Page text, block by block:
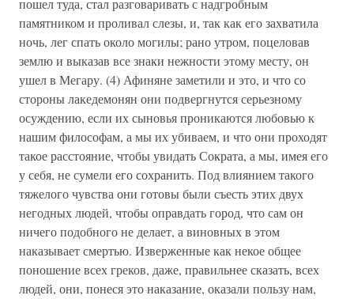
пошел туда, стал разговаривать с надгробным
памятником и проливал слезы, и, так как его захватила
ночь, лег спать около могилы; рано утром, поцеловав
землю и выказав все знаки нежности этому месту, он
ушел в Мегару. (4) Афиняне заметили и это, и что со
стороны лакедемонян они подвергнутся серьезному
осуждению, если их сыновья проникаются любовью к
нашим философам, а мы их убиваем, и что они проходят
такое расстояние, чтобы увидать Сократа, а мы, имея его
у себя, не сумели его сохранить. Под влиянием такого
тяжелого чувства они готовы были съесть этих двух
негодных людей, чтобы оправдать город, что сам он
ничего подобного не делает, а виновных в этом
наказывает смертью. Изверженные как некое общее
поношение всех греков, даже, правильнее сказать, всех
людей, они, понеся это наказание, оказали пользу нам,